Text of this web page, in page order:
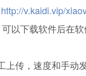
http://v.kaidi.vip/
可以下载软件后在
上传，速度和手动